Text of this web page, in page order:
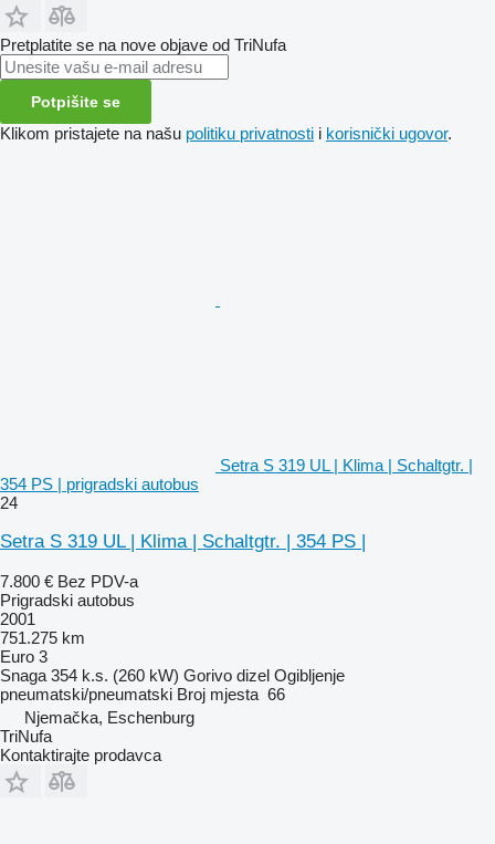
Pretplatite se na nove objave od TriNufa
Potpišite se
Klikom pristajete na našu politiku privatnosti i korisnički ugovor.
Setra S 319 UL | Klima | Schaltgtr. |
354 PS | prigradski autobus
24
Setra S 319 UL | Klima | Schaltgtr. | 354 PS |
7.800 € Bez PDV-a
Prigradski autobus
2001
751.275 km
Euro 3
Snaga 354 k.s. (260 kW) Gorivo dizel Ogibljenje
pneumatski/pneumatski Broj mjesta 66
Njemačka, Eschenburg
TriNufa
Kontaktirajte prodavca